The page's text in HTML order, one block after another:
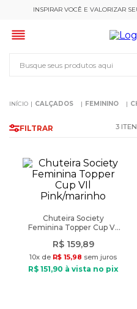
INSPIRAR VOCÊ E VALORIZAR
CALÇADOS FEMININO
FILTRAR 3
Chuteira Society
Feminina Topper Cup VIl
R$ 159,89
10x de R$ 15,98 sem juros
R$ 151,90 à vista no pix